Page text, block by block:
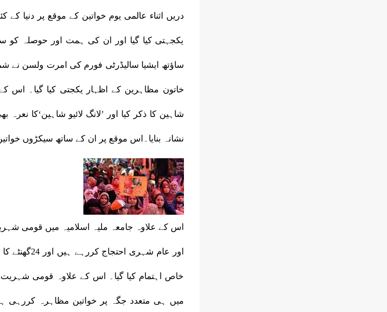
دریں اثناء عالمی یوم خواتین کے موقع پر دنیا
یکجہتی کیا گیا اور ان کی ہمت اور حوصلہ کو
ساؤتھ ایشیا سالیڈرٹی فورم کی امرت ولسن
خاتون مظاہرین کے اظہار یکجتی کیا گیا۔ اس
شاہین کا ذکر کیا اور ’لانگ لائیو شاہین‘کا
نشانہ بنایا۔اس موقع پر ان کے ساتھ سیکڑوں
اس کے علاوہ جامعہ ملیہ اسلامیہ میں قومی
اور عام
خاص اہتمام کیا گیا۔ اس کے علاوہ قومی
میں ہی متعدد جگہ پر خواتین مظاہرہ کررہی